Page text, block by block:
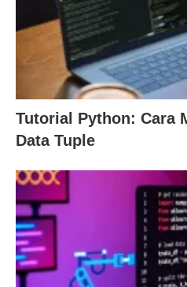
Tutorial Python: Cara
Data Tuple